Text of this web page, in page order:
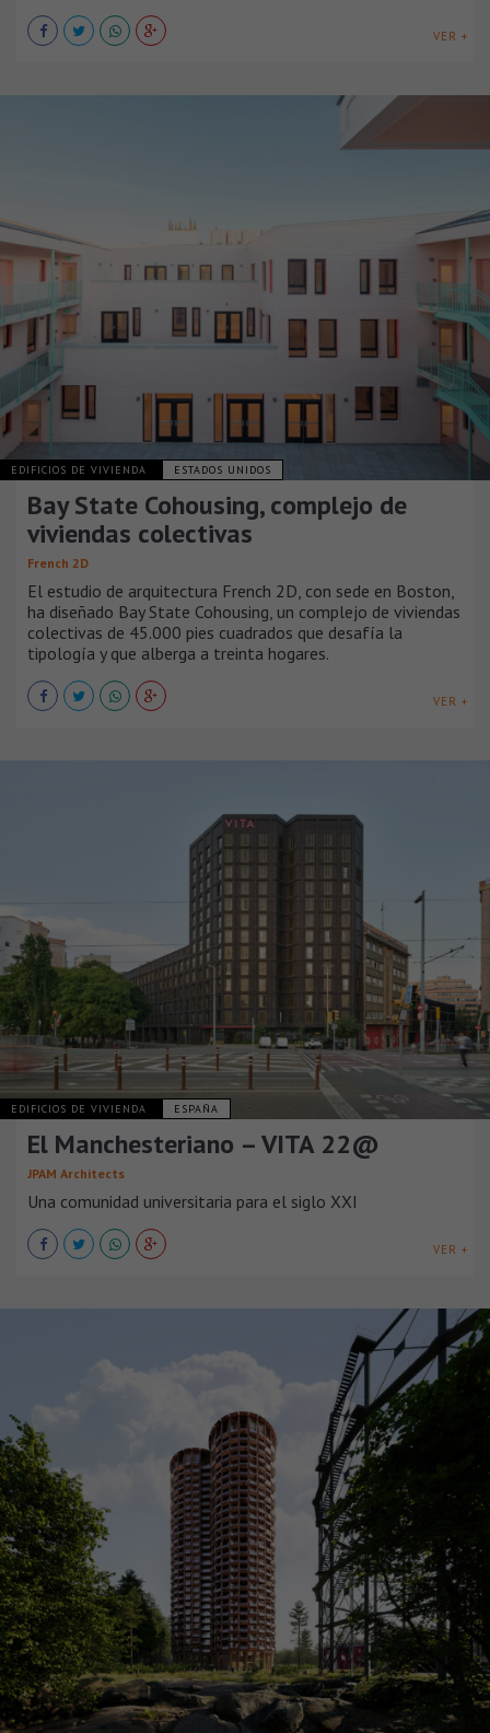
VER +
EDIFICIOS DE VIVIENDA ESTADOS UNIDOS
Bay State Cohousing, complejo de
viviendas colectivas
French 2D
El estudio de arquitectura French 2D, con sede en Boston,
ha diseñado Bay State Cohousing, un complejo de viviendas
colectivas de 45.000 pies cuadrados que desafía la
tipología y que alberga a treinta hogares.
VER +
EDIFICIOS DE VIVIENDA ESPAÑA
El Manchesteriano – VITA 22@
JPAM Architects
Una comunidad universitaria para el siglo XXI
VER +